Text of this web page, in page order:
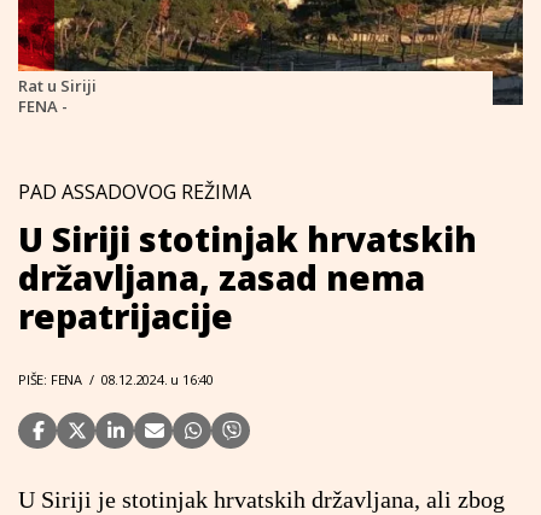
Rat u Siriji
FENA -
PAD ASSADOVOG REŽIMA
U Siriji stotinjak hrvatskih
državljana, zasad nema
repatrijacije
PIŠE: FENA / 08.12.2024. u 16:40
U Siriji je stotinjak hrvatskih državljana, ali zbog